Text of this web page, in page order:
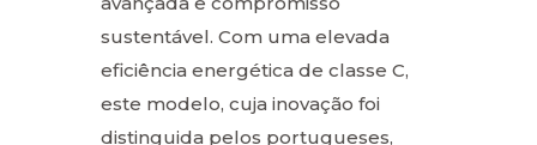
sustentável. Com uma elevada
eficiência energética de classe C,
este modelo, cuja inovação foi
distinguida pelos portugueses,